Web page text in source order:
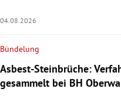
04.08.2026
Bündelung
Asbest-Steinbrüche:
gesammelt bei BH